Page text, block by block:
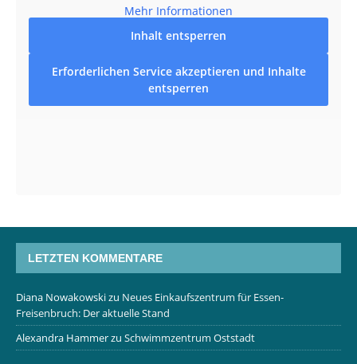
Mehr Informationen
Inhalt entsperren
Erforderlichen Service akzeptieren und Inhalte
entsperren
LETZTEN KOMMENTARE
Diana Nowakowskizu Neues Einkaufszentrum für Essen-
Freisenbruch: Der aktuelle Stand
Alexandra Hammerzu Schwimmzentrum Oststadt